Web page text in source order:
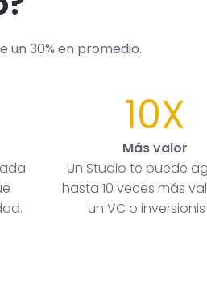
un 30% en promedio.
10X
Más valor
Un Studio te puede
hasta 10 veces más
un VC o